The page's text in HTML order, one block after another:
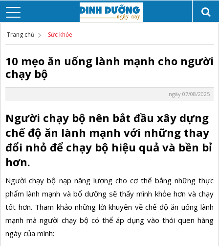
Trang chủ Sức khỏe
10 mẹo ăn uống lành mạnh cho người
chạy bộ
ngày 07/08/2025
Người chạy bộ nên bắt đầu xây dựng
chế độ ăn lành mạnh với những thay
đổi nhỏ để chạy bộ hiệu quả và bền bỉ
hơn.
Người chạy bộ nạp năng lượng cho cơ thể bằng những thực
phẩm lành mạnh và bổ dưỡng sẽ thấy mình khỏe hơn và chạy
tốt hơn. Tham khảo những lời khuyên về chế độ ăn uống lành
mạnh mà người chạy bộ có thể áp dụng vào thói quen hàng
ngày của mình: